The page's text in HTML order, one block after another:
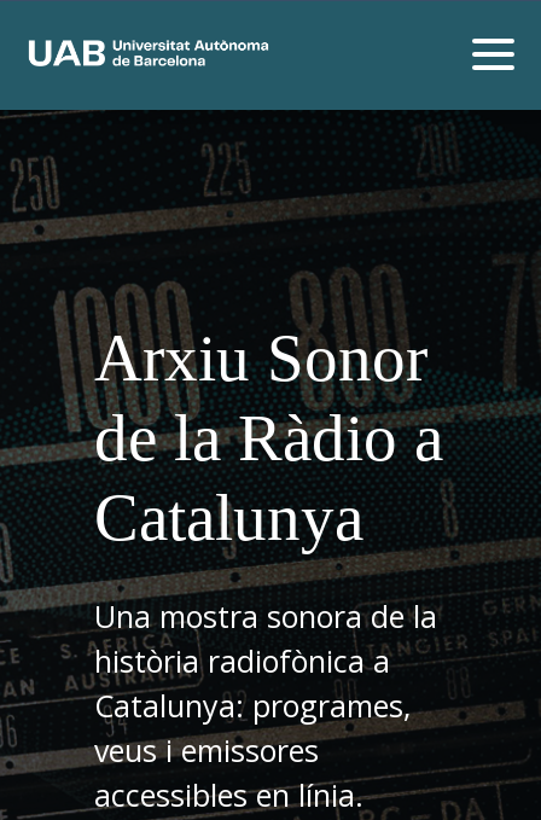
Arxiu Sonor
de la Ràdio a
Catalunya
Una mostra sonora de la
història radiofònica a
Catalunya: programes,
veus i emissores
accessibles en línia.